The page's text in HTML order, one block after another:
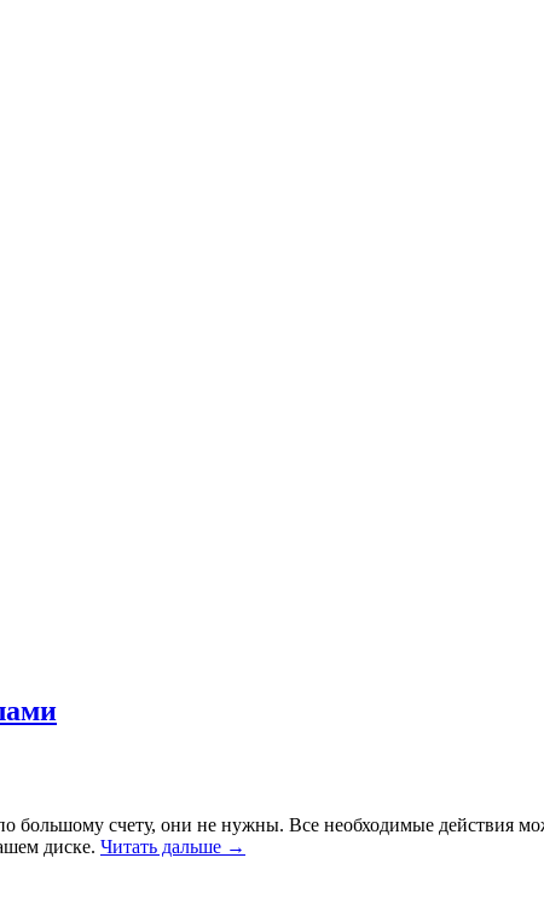
большому счету, они не нужны. Все необходимые действия
диске. Читать дальше →